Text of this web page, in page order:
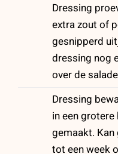
Dressing
extra zout of
gesnipperd
dressing nog
over de
Dressing
in een
gemaakt.
tot een week